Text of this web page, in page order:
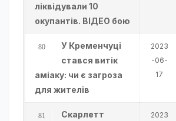
ліквідували 10
окупантів. ВIДЕО бою
У Кременчуці
стався витік
аміаку: чи є загроза
для жителів
2023
-06-
17
Скарлетт
2023